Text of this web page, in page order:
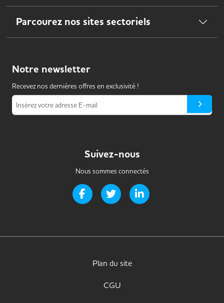
Parcourez nos sites sectoriels
Notre newsletter
Recevez nos dernières offres en exclusivité !
Insérez votre adresse E-mail
Suivez-nous
Nous sommes connectés
Page Facebook de Handi-it
Page Twitter de Handi-it
Plan du site
CGU